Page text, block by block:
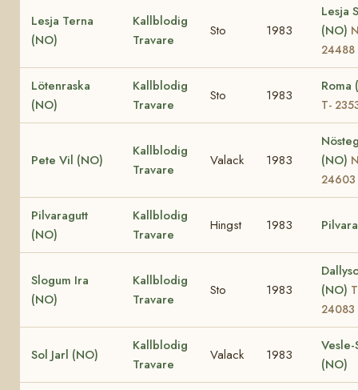
Lesja Terna
(NO)
Kallblodig
Travare
Sto 1983
Lesja
(NO)
24488
Lötenraska
(NO)
Kallblodig
Travare
Sto 1983
Roma
T-
Pete Vil (NO)
Kallblodig
Travare
Valack 1983
(NO)
24603
Pilvaragutt
(NO)
Kallblodig
Travare
Hingst 1983
Slogum Ira
(NO)
Kallblodig
Travare
Sto 1983
(NO)
24083
Sol Jarl (NO)
Kallblodig
Travare
Valack 1983
(NO)